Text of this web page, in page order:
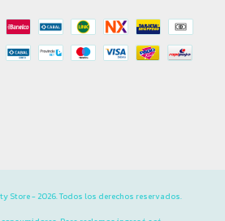
Store - 2026. Todos los derechos reservados.